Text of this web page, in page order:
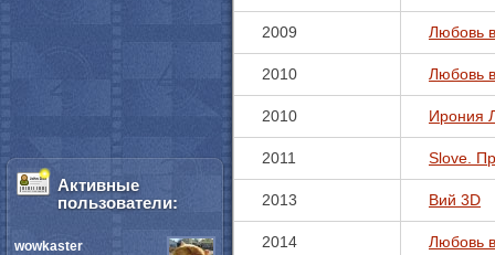
2009 Любовь
2010 Любовь
2010 Ирония
2011 Slove.
2013 Вий 3D
2014 Любовь
Активные
пользователи:
wowkaster